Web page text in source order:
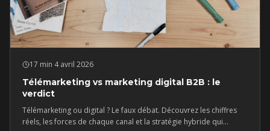
17 min 4 avril 2026
Télémarketing vs marketing digital B2B : le
verdict
Télémarketing ou digital ? Le faux débat. Découvrez les chiffres
réels, les forces de chaque canal et la stratégie hybride qui